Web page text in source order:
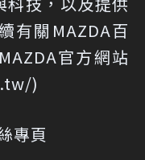
有關MAZDA百
官方網站
)
專頁